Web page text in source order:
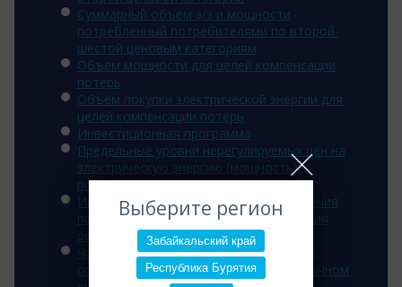
Выберите регион
Забайкальский край
Республика Бурятия
Суммарный объем э/э и мощности
потребленный потребителями по второй-
шестой ценовым категориям
Объем мощности для целей компенсации
потерь
Объем покупки электрической энергии для
целей компенсации потерь
Инвестиционная программа
Предельные уровни нерегулируемых цен на
электрическую энергию (мощность),
поставляемую потребителям
Информация об основаниях для введения
полного и (или) частичного ограничения
режима потребления э/э
Часы для расчета величины мощности,
оплачиваемой потребителем на розничном